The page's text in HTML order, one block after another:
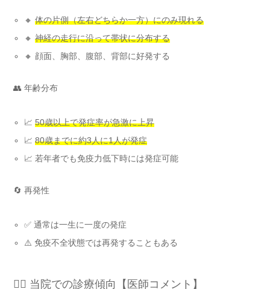
🔸体の片側（左右どちらか一方）にのみ現れる
🔸神経の走行に沿って帯状に分布する
🔸 顔面、胸部、腹部、背部に好発する
👥 年齢分布
📈50歳以上で発症率が急激に上昇
📈80歳までに約3人に1人が発症
📈 若年者でも免疫力低下時には発症可能
🔄 再発性
✅ 通常は一生に一度の発症
⚠️ 免疫不全状態では再発することもある
👨‍⚕️ 当院での診療傾向【医師コメント】